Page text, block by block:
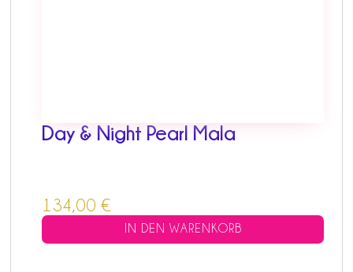
Day & Night Pearl Mala
134,00 €
IN DEN WARENKORB